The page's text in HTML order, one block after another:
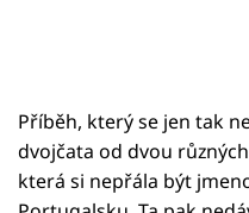
Příběh, který se jen tak
dvojčata od dvou
která si nepřála být